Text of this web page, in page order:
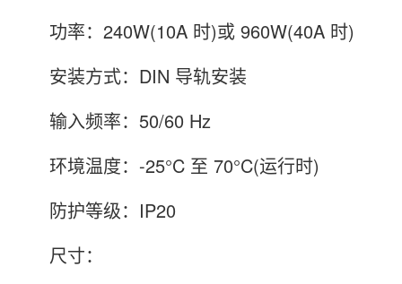
功率：240W(10A 时)或 960W(40A 时)
安装方式：DIN 导轨安装
输入频率：50/60 Hz
环境温度：-25°C 至 70°C(运行时)
防护等级：IP20
尺寸：